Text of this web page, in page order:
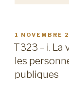
PUBLIÉ
LE
1 NOVEMBRE
T323 – i.
les
publiques